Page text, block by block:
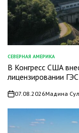
ОПУБЛИКОВАНО
В
СЕВЕРНАЯ АМЕРИКА
В Конгресс США
лицензировании ГЭС
on07.08.2026Мадина